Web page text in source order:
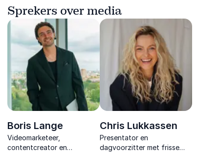
Sprekers over media
Boris Lange
Videomarketeer,
contentcreator en
Chris Lukkassen
Presentator en
dagvoorzitter met frisse